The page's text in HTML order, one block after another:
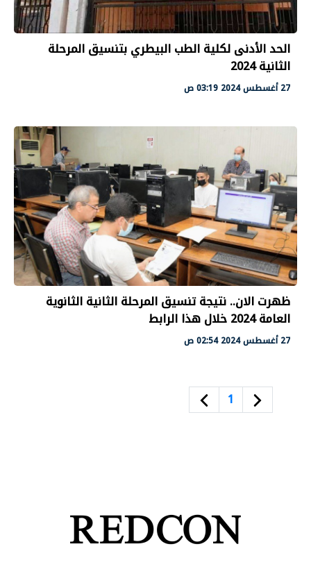
الحد الأدنى لكلية الطب البيطري بتنسيق المرحلة
الثانية 2024
27 أغسطس 2024 03:19 ص
ظهرت الان.. نتيجة تنسيق المرحلة الثانية الثانوية
العامة 2024 خلال هذا الرابط
27 أغسطس 2024 02:54 ص
1